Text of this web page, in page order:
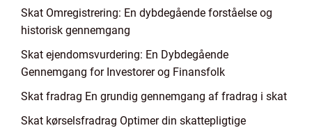
Skat Omregistrering: En dybdegående forståelse og
historisk gennemgang
Skat ejendomsvurdering: En Dybdegående
Gennemgang for Investorer og Finansfolk
Skat fradrag En grundig gennemgang af fradrag i skat
Skat kørselsfradrag Optimer din skattepligtige